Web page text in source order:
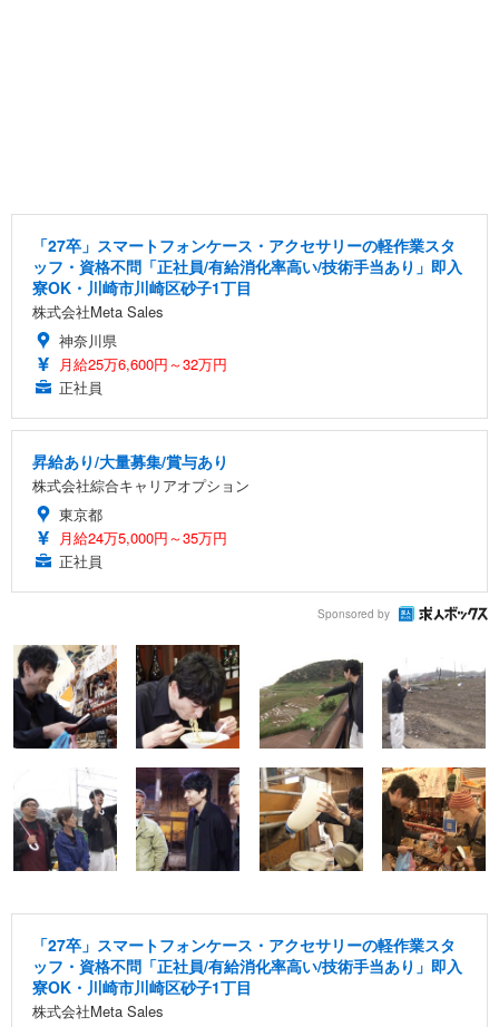
「27卒」スマートフォンケース・アクセサリーの軽作業スタ
ッフ・資格不問「正社員/有給消化率高い/技術手当あり」即入
寮OK・川崎市川崎区砂子1丁目
株式会社Meta Sales
神奈川県
月給25万6,600円～32万円
正社員
昇給あり/大量募集/賞与あり
株式会社綜合キャリアオプション
東京都
月給24万5,000円～35万円
正社員
Sponsored by
「27卒」スマートフォンケース・アクセサリーの軽作業スタ
ッフ・資格不問「正社員/有給消化率高い/技術手当あり」即入
寮OK・川崎市川崎区砂子1丁目
株式会社Meta Sales